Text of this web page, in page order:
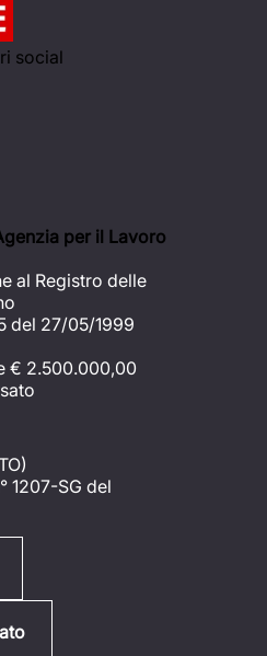
social
per il Lavoro
al Registro delle
del 27/05/1999
€ 2.500.000,00
1207-SG del